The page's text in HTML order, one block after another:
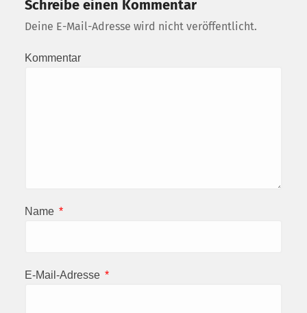
Schreibe einen Kommentar
Deine E-Mail-Adresse wird nicht veröffentlicht.
Kommentar
Name *
E-Mail-Adresse *